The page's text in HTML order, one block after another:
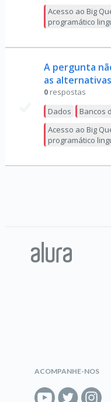
Acesso ao Big
programático
A pergunta
as alternativas
0 respostas
Dados
Bancos
Acesso ao Big
programático
ACOMPANHE-NOS